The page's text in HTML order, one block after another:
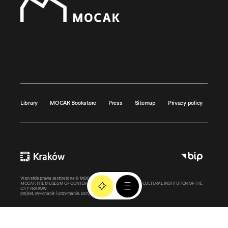
Library MOCAK Bookstore Press Sitemap Privacy policy
Wszystkie prawa zastrzeżone © MOCAK2011-2026
MOCAK THE MUSEUM OF CONTEMPORARY ART IN KRAKOW – A CULTURAL INSTITUTION OF THE
CITY KRAKOW
projekt, wykonanie i utrzymanie: Bonjour.pl